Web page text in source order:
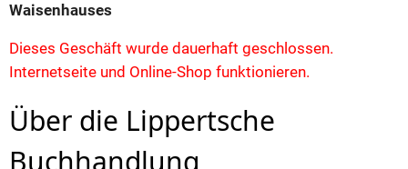
Waisenhauses
Dieses Geschäft wurde dauerhaft geschlossen.
Internetseite und Online-Shop funktionieren.
Über die Lippertsche
Buchhandlung